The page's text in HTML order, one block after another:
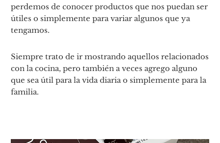
perdemos de conocer productos que nos puedan ser
útiles o simplemente para variar algunos que ya
tengamos.
Siempre trato de ir mostrando aquellos relacionados
con la cocina, pero también a veces agrego alguno
que sea útil para la vida diaria o simplemente para la
familia.